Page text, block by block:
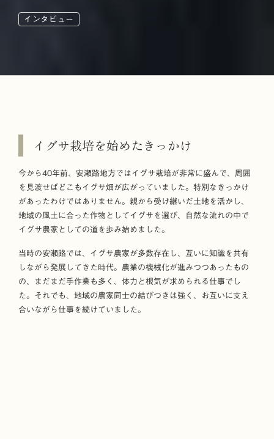
インタビュー
イグサ栽培を始めたきっかけ
今から40年前、安瀬路地方ではイグサ栽培が非常に盛んで、周囲
を見渡せばどこもイグサ畑が広がっていました。特別なきっかけ
があったわけではありません。親から受け継いだ土地を活かし、
地域の風土に合った作物としてイグサを選び、自然な流れの中で
イグサ農家としての道を歩み始めました。
当時の安瀬路では、イグサ農家が多数存在し、互いに知識を共有
しながら発展してきた時代。農業の機械化が進みつつあったもの
の、まだまだ手作業も多く、体力と根気が求められる仕事でし
た。それでも、地域の農家同士の結びつきは強く、お互いに支え
合いながら仕事を続けていました。